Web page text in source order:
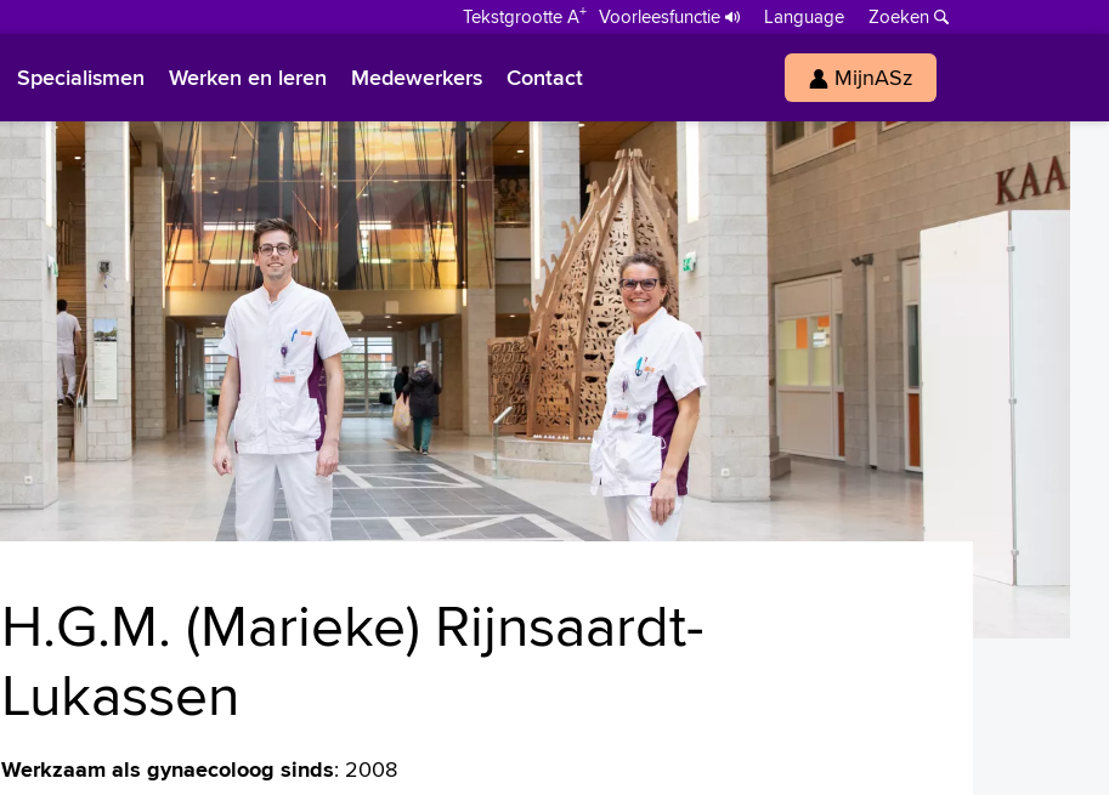
Tekstgrootte A+ Voorleesfunctie Language
Zoeken
Polski
Türkçe
Arabisch
Specialismen Werken en leren Medewerkers Contact MijnASz
H.G.M. (Marieke) Rijnsaardt-
Lukassen
Werkzaam als gynaecoloog sinds: 2008